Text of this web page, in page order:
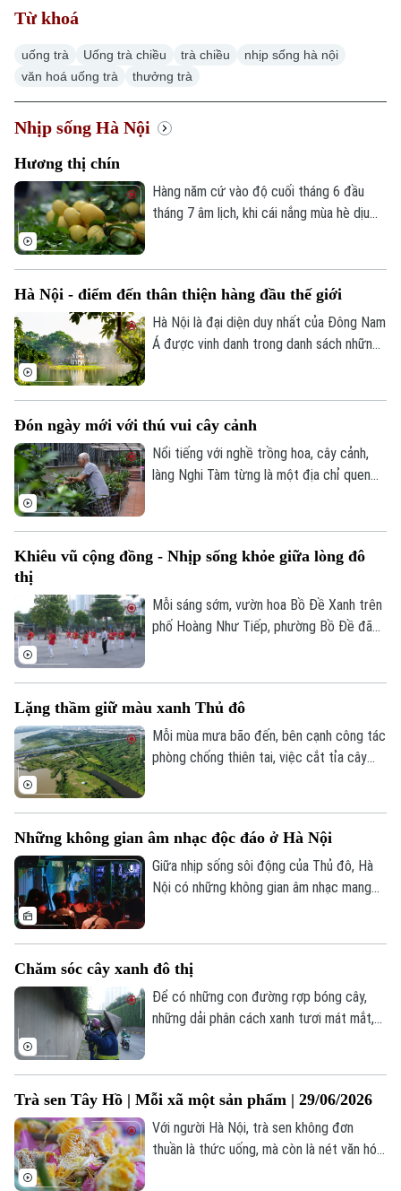
Theo dõi Hà Nội On
Từ khoá
uống trà Uống trà chiều trà chiều
nhịp sống hà nội
văn hoá uống trà
thưởng trà
Nhịp sống Hà Nội
Hương thị chín
Hàng năm cứ vào độ cuối tháng 6 đầu
tháng 7 âm lịch, khi cái nắng mùa hè dịu
mua thị chín về dâng cúng tổ tiên, chưng
trong nhà hoặc cho con trẻ chơi. Tuy
nhiên, cùng với tốc độ đô thị hóa nhanh,
Hà Nội - điểm đến thân thiện hàng đầu thế giới
Hà Nội là đại diện duy nhất của Đông Nam
Á được vinh danh trong danh sách những
từ di sản và văn hóa, mà còn từ sự mến
khách của con người Hà Nội.
Đón ngày mới với thú vui cây cảnh
Nổi tiếng với nghề trồng hoa, cây cảnh,
làng Nghi Tàm từng là một địa chỉ quen
thu hẹp, nhiều khu vườn nơi đây vẫn được
phần ký ức của làng nghề.
Khiêu vũ cộng đồng - Nhịp sống khỏe giữa lòng đô
thị
Mỗi sáng sớm, vườn hoa Bồ Đề Xanh trên
phố Hoàng Như Tiếp, phường Bồ Đề đã
Lặng thầm giữ màu xanh Thủ đô
Mỗi mùa mưa bão đến, bên cạnh công tác
phòng chống thiên tai, việc cắt tỉa cây
người dân.
Những không gian âm nhạc độc đáo ở Hà Nội
Giữa nhịp sống sôi động của Thủ đô, Hà
Nội có những không gian âm nhạc mang
sự đồng điệu trong những ca khúc mộc
mạc, giàu cảm xúc.
Chăm sóc cây xanh đô thị
Để có những con đường rợp bóng cây,
những dải phân cách xanh tươi mát mắt,
nghe những người chăm sóc màu xanh
cho đô thị kể câu chuyện nghề của mình.
Trà sen Tây Hồ | Mỗi xã một sản phẩm | 29/06/2026
Với người Hà Nội, trà sen không đơn
thuần là thức uống, mà còn là nét văn hóa